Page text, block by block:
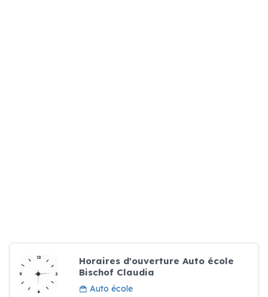
Horaires d'ouverture Auto école
Bischof Claudia
Auto école